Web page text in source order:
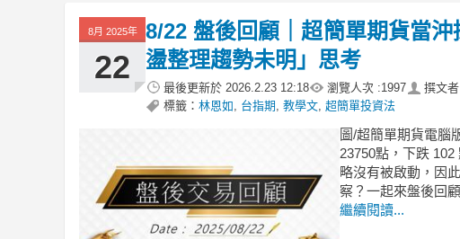
8月 2025年
22
8/22 盤後回顧｜超簡單期貨當
盪整理趨勢未明」思考
最後更新於 2026.2.23 12:18 瀏覽人次 :1997 撰文者
標籤： 林恩如 台指期 教學文 超簡單投資法
圖/超簡單期貨電腦
23750點，下跌
略沒有被啟動，因
察？一起來盤後回
繼續閱讀...